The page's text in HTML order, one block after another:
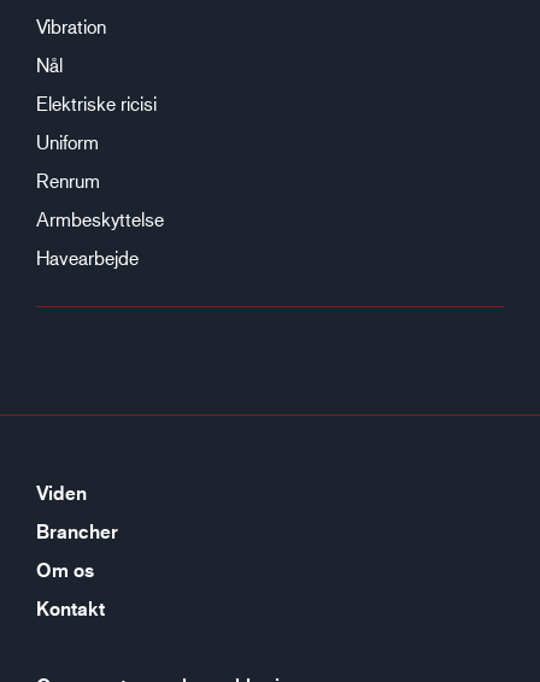
Vibration
Nål
Elektriske ricisi
Uniform
Renrum
Armbeskyttelse
Havearbejde
Viden
Brancher
Om os
Kontakt